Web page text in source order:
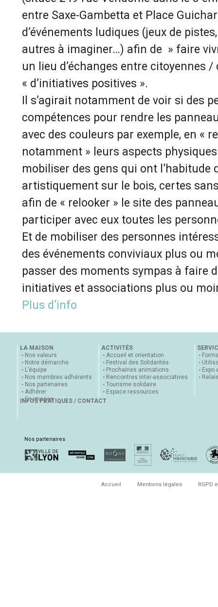
entre Saxe-Gambetta et Place
d’événements ludiques (jeux de
autres à imaginer…) afin de » faire
un lieu d’échanges entre citoyennes
« d’initiatives positives ».
Il s’agirait notamment de voir si des
compétences pour rendre les
avec des couleurs par exemple, en «
notamment » leurs aspects
mobiliser des gens qui ont l’habitude
artistiquement sur le bois, certes
afin de « relooker » le site des
participer avec eux toutes les
Et de mobiliser des personnes
des événements conviviaux plus ou
passer des moments sympas à faire
initiatives et associations plus ou
Plus d’info
LA MAISON
Nos valeurs
Notre démarche
L’équipe
Nos membres adhérents
Nos partenaires
Adhérer
En images
ACTIVITÉS
Accueil et orientation
Festival des Solidarités
Prochaines animations
Rencontres inter-associatives
Tourisme solidaire
Espace ressources
Expo
INFOS PRATIQUES / CONTACT
Nos partenaires
Accueil Mentions légales RGPD